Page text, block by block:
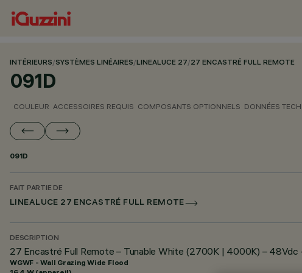
INTÉRIEURS/SYSTÈMES LINÉAIRES/LINEALUCE 27/27 ENCASTRÉ FULL REMOTE
091D
COULEUR ACCESSOIRES REQUIS COMPOSANTS OPTIONNELS DONNÉES
091D
FAIT PARTIE DE
LINEALUCE 27 ENCASTRÉ FULL REMOTE
DESCRIPTION
27 Encastré Full Remote – Tunable White (2700K | 4000K) – 48Vdc
WGWF - Wall Grazing Wide Flood